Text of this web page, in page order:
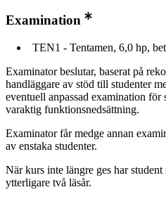
Examination
TEN1 - Tentamen, 6,0 hp,
Examinator beslutar, baserat på
handläggare av stöd till studenter
eventuell anpassad examination för
varaktig funktionsnedsättning.
Examinator får medge annan
av enstaka studenter.
När kurs inte längre ges har
ytterligare två läsår.